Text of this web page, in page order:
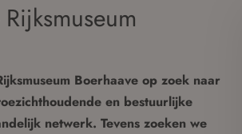
Boerhaave op zoek naar
en bestuurlijke
netwerk. Tevens zoeken we